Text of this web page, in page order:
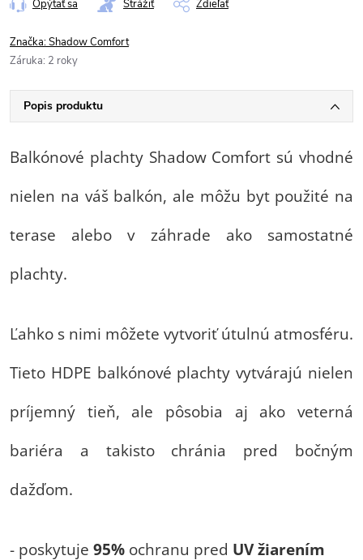
Opýtať sa Strážiť Zdieľať
Značka:Shadow Comfort
Záruka: 2 roky
Popis produktu
Balkónové plachty Shadow Comfort sú vhodné
nielen na váš balkón, ale môžu byt použité na
terase alebo v záhrade ako samostatné
plachty.
Ľahko s nimi môžete vytvoriť útulnú atmosféru.
Tieto HDPE balkónové plachty vytvárajú nielen
príjemný tieň, ale pôsobia aj ako veterná
bariéra a takisto chránia pred bočným
dažďom.
- poskytuje 95% ochranu pred UV žiarením